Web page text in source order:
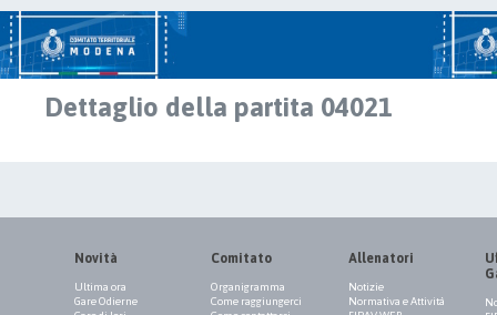
Dettaglio della partita 04021
Novità
Ultima ora
Gare Odierne
Comitato
Organigramma
Come raggiungerci
Allenatori
Notizie
Normativa e Attività